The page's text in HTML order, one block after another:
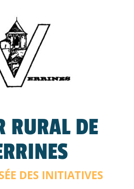
RURAL DE
DES INITIATIVES